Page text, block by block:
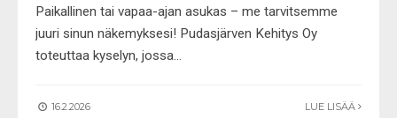
Paikallinen tai vapaa-ajan asukas – me tarvitsemme
juuri sinun näkemyksesi! Pudasjärven Kehitys Oy
toteuttaa kyselyn, jossa...
16.2.2026 LUE LISÄÄ